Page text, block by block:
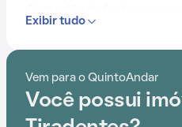
de Educação Infantil Lima
Jundiaí Shopping e EMEB
conveniência ao cotidiano.
Exibir tudo
Vem para o QuintoAndar
Você possui